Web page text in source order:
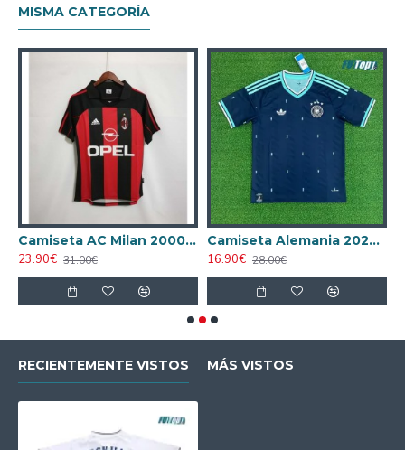
MISMA CATEGORÍA
Camiseta AC Milan 2000/2001 Local Retro
23.90€ 31.00€
Camiseta Alemania 2026 Azul
16.90€ 28.00€
RECIENTEMENTE VISTOS MÁS VISTOS